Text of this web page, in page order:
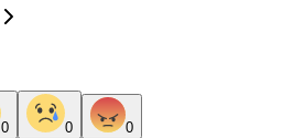
0 0 0